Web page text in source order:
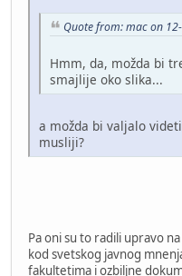
Quote from: mac on
Hmm, da, možda bi
smajlije oko slika...
a možda bi valjalo
musliji?
Pa oni su to radili upravo
kod svetskog javnog
fakultetima i ozbiljne